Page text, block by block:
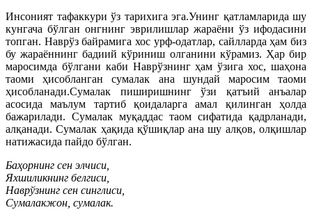
Инсоният тафаккури ўз тарихига эга.Унинг қатламларида шу
кунгача бўлган онгнинг эврилишлар жараёни ўз ифодасини
топган. Наврўз байрамига хос урф-одатлар, сайлларда ҳам биз
бу жараённинг бадиий кўриниш олганини кўрамиз. Ҳар бир
маросимда бўлгани каби Наврўзнинг ҳам ўзига хос, шаҳона
таоми ҳисобланган сумалак ана шундай маросим таоми
ҳисобланади.Сумалак пиширишнинг ўзи қатъий анъалар
асосида маълум тартиб қоидаларга амал қилинган ҳолда
бажарилади. Сумалак муқаддас таом сифатида қадрланади,
алқанади. Сумалак ҳақида қўшиқлар ана шу алқов, олқишлар
натижасида пайдо бўлган.
Баҳорнинг сен элчиси,
Яхшиликнинг белгиси,
Наврўзнинг сен синглиси,
Сумалакжон, сумалак.